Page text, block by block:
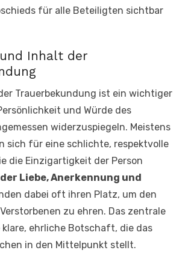
für alle Beteiligten sichtbar
Inhalt der
Trauerbekundung ist ein wichtiger
und Würde des
widerzuspiegeln. Meistens
sich für eine schlichte, respektvolle
die Einzigartigkeit der Person
Liebe, Anerkennung und
dabei oft ihren Platz, um den
zu ehren. Das zentrale
klare, ehrliche Botschaft, die das
in den Mittelpunkt stellt.